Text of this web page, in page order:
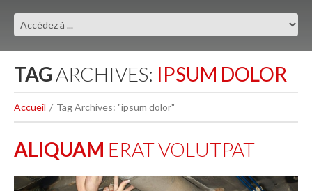
TAGARCHIVES: IPSUM DOLOR
Accueil Tag Archives: "ipsum dolor"
ALIQUAM ERAT VOLUTPAT